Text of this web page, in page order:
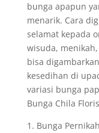
bunga apapun
menarik. Cara
selamat kepada
wisuda,
bisa
kesedihan di
variasi bunga
Bunga Chila
1. Bunga